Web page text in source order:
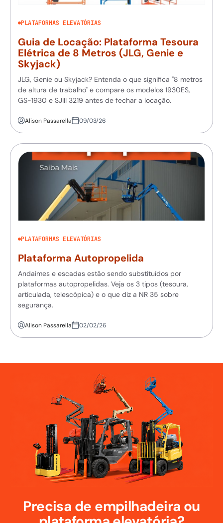
PLATAFORMAS ELEVATÓRIAS
Guia de Locação: Plataforma Tesoura
Elétrica de 8 Metros (JLG, Genie e
Skyjack)
JLG, Genie ou Skyjack? Entenda o que significa "8 metros
de altura de trabalho" e compare os modelos 1930ES,
GS-1930 e SJIII 3219 antes de fechar a locação.
Alison Passarella 09/03/26
PLATAFORMAS ELEVATÓRIAS
Plataforma Autopropelida
Andaimes e escadas estão sendo substituídos por
plataformas autopropelidas. Veja os 3 tipos (tesoura,
articulada, telescópica) e o que diz a NR 35 sobre
segurança.
Alison Passarella 02/02/26
Precisa de empilhadeira ou